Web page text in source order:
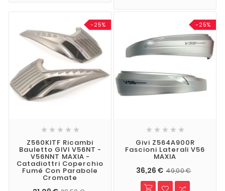
-25%
    
Z560KITF Ricambi
Bauletto GIVI V56NT -
V56NNT MAXIA -
Catadiottri Coperchio
Fumé Con Parabole
Cromate
-25%
    
Givi Z564A900R
Fascioni Laterali V56
MAXIA
36,26 € 49,00 €